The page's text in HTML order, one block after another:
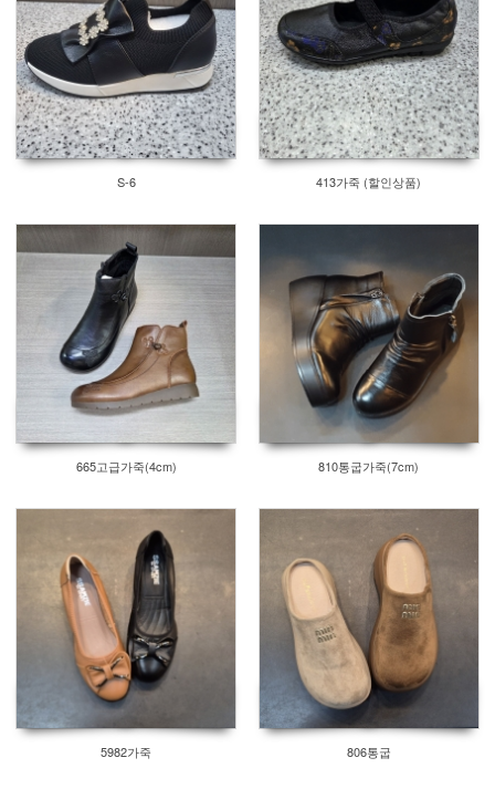
S-6 413가죽 (할인상품)
665고급가죽(4cm) 810통굽가죽(7cm)
5982가죽 806통굽